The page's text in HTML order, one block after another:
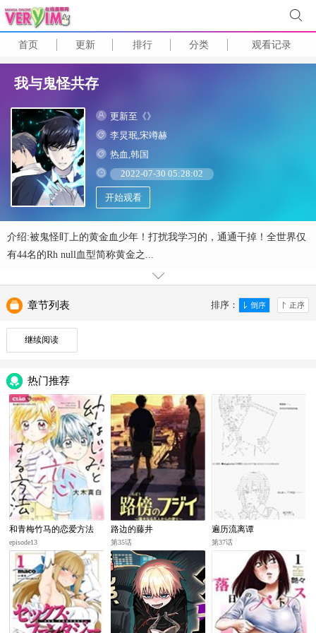
首页 更新 排行 分类 观看记录
我与鬼怪共存
更新至《》
李炅珉,宋竴赫
热血,韩国
2022-07-30 05:28:02
开始观看
介绍:被鬼怪盯上的黄金血少年！打扰我学习的，通通干掉！全世界仅
有44名的Rh null血型简称黄金之...
排序：
章节列表
继续阅读
热门推荐
和青梅竹马的恋爱方法
episode13
路边的藤井
第35话
遍历流离谭
第37话